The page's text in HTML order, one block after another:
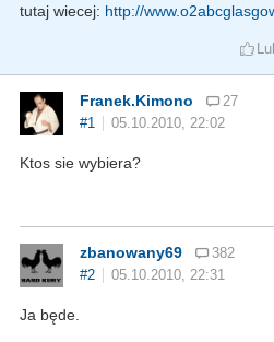
tutaj wiecej: http://
Franek.Kimono
27
#1
05.10.2010, 22:02
Ktos sie wybiera?
zbanowany69
382
#2
05.10.2010, 22:31
Ja będe.